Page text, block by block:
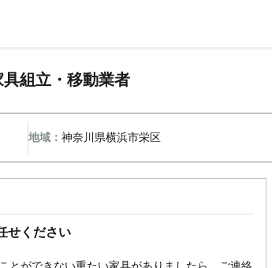
組立・移動業者
地域：神奈川県横浜市栄区
せください
とができない重たい家具がありましたら、ご連絡